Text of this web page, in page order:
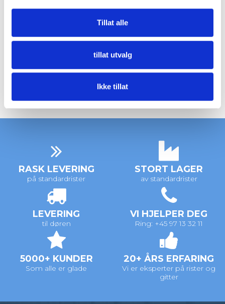
Tillat alle
tillat utvalg
Ikke tillat
RASK LEVERING
på standardrister
STORT LAGER
av standardrister
LEVERING
til døren
VI HJELPER DEG
Ring: +45 97 13 32 11
5000+ KUNDER
Som alle er glade
20+ ÅRS ERFARING
Vi er eksperter på rister og
gitter